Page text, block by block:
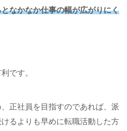
なかなか仕事の幅が広がりにく
です。
正社員を目指すのであれば、派
るよりも早めに転職活動した方